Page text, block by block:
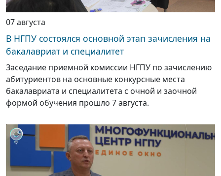
07 августа
В НГПУ состоялся основной этап зачисления на
бакалавриат и специалитет
Заседание приемной комиссии НГПУ по зачислению
абитуриентов на основные конкурсные места
бакалавриата и специалитета с очной и заочной
формой обучения прошло 7 августа.